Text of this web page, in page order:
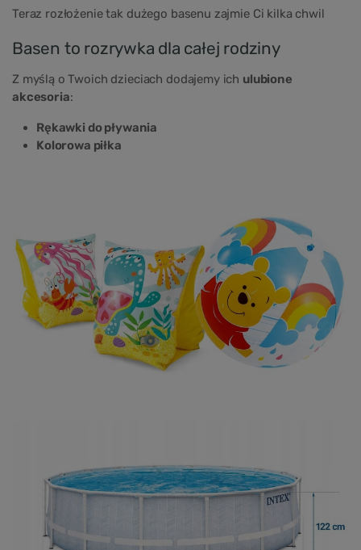
Teraz rozłożenie tak dużego basenu zajmie Ci kilka chwil
Basen to rozrywka dla całej rodziny
Z myślą o Twoich dzieciach dodajemy ich ulubione
akcesoria:
Rękawki do pływania
Kolorowa piłka